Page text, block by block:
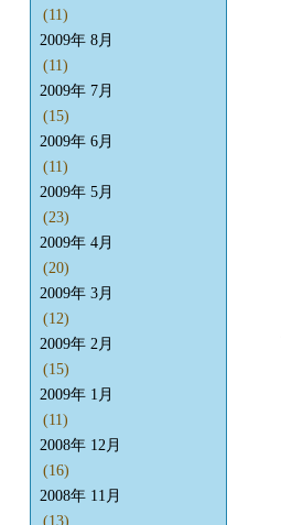
(11)
2009年 8月
(11)
2009年 7月
(15)
2009年 6月
(11)
2009年 5月
(23)
2009年 4月
(20)
2009年 3月
(12)
2009年 2月
(15)
2009年 1月
(11)
2008年 12月
(16)
2008年 11月
(13)